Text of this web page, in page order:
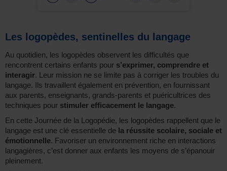
Les logopèdes, sentinelles du langage
Au quotidien, les logopèdes observent les difficultés que
rencontrent certains enfants pour s’exprimer, comprendre et
interagir. Leur mission ne se limite pas à corriger les troubles du
langage. Ils travaillent également en prévention, en fournissant
aux parents, enseignants, grands-parents et puéricultrices des
techniques pour stimuler efficacement le langage.
En cette Journée de la Logopédie, les logopèdes rappellent que le
langage est une clé essentielle de la réussite scolaire, sociale et
émotionnelle. Favoriser un environnement riche en interactions
langagières, c’est donner aux enfants les moyens de s’épanouir
pleinement.